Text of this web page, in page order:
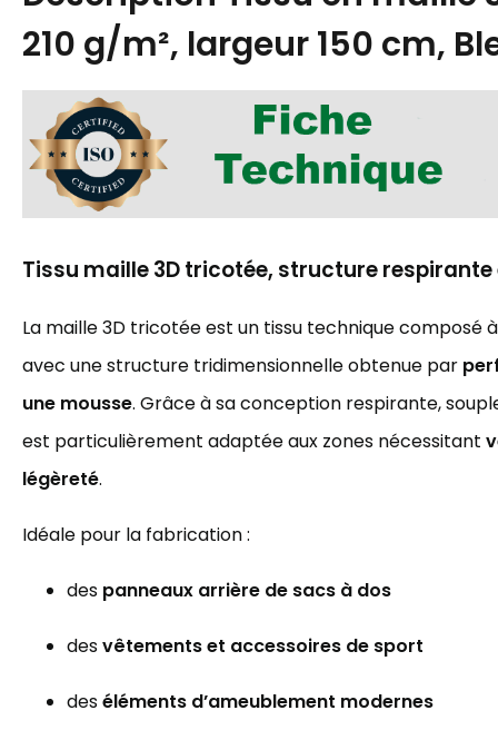
210 g/m², largeur 150 cm,
Tissu maille 3D tricotée, structure
La maille 3D tricotée est un tissu technique composé à
avec une structure tridimensionnelle obtenue par
une mousse. Grâce à sa conception respirante,
est particulièrement adaptée aux zones nécessitant
légèreté.
Idéale pour la fabrication :
des panneaux arrière de sacs à dos
desvêtements et accessoires de sport
deséléments d’ameublement modernes